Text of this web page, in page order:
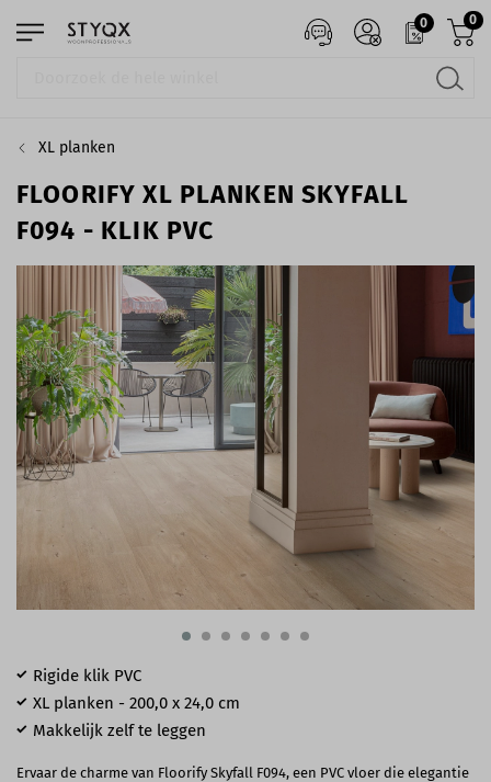
0 0
XL planken
FLOORIFY XL PLANKEN SKYFALL
F094 - KLIK PVC
Rigide klik PVC
XL planken - 200,0 x 24,0 cm
Makkelijk zelf te leggen
Ervaar de charme van Floorify Skyfall F094, een PVC vloer die elegantie